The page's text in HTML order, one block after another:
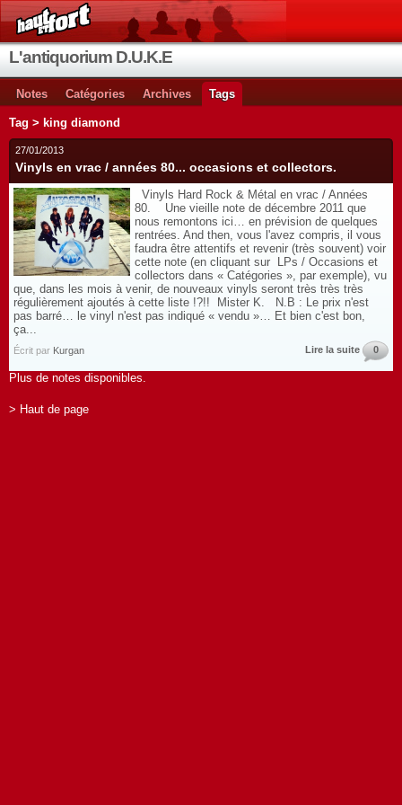
L'antiquorium D.U.K.E
Notes Catégories Archives Tags
Tag > king diamond
27/01/2013
Vinyls en vrac / années 80... occasions et collectors.
Vinyls Hard Rock & Métal en vrac / Années
80. Une vieille note de décembre 2011 que
nous remontons ici… en prévision de quelques
rentrées. And then, vous l'avez compris, il vous
faudra être attentifs et revenir (très souvent) voir
cette note (en cliquant sur LPs / Occasions et
collectors dans « Catégories », par exemple), vu
que, dans les mois à venir, de nouveaux vinyls seront très très très
régulièrement ajoutés à cette liste !?!! Mister K. N.B : Le prix n'est
pas barré… le vinyl n'est pas indiqué « vendu »… Et bien c'est bon,
ça...
Écrit par Kurgan Lire la suite 0
Plus de notes disponibles.
> Haut de page